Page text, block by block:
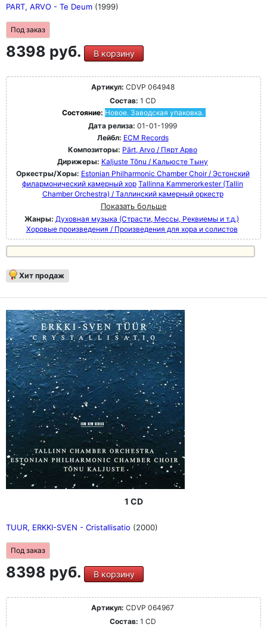
PART, ARVO - Te Deum (1999)
Под заказ
8398 руб. В корзину
Артикул: CDVP 064948
Состав: 1 CD
Состояние: Новое. Заводская упаковка.
Дата релиза: 01-01-1999
Лейбл: ECM Records
Композиторы: Pärt, Arvo / Пярт Арво
Дирижеры: Kaljuste Tõnu / Кальюсте Тыну
Оркестры/Хоры: Estonian Philharmonic Chamber Choir / Эстонский
филармонический камерный хор Tallinna Kammerorkester (Tallin
Chamber Orchestra) / Таллинский камерный оркестр
Показать больше
Жанры: Духовная музыка (Страсти, Мессы, Реквиемы и т.д.)
Хоровые произведения / Произведения для хора и солистов
Хит продаж
1 CD
TUUR, ERKKI-SVEN - Cristallisatio (2000)
Под заказ
8398 руб. В корзину
Артикул: CDVP 064967
Состав: 1 CD